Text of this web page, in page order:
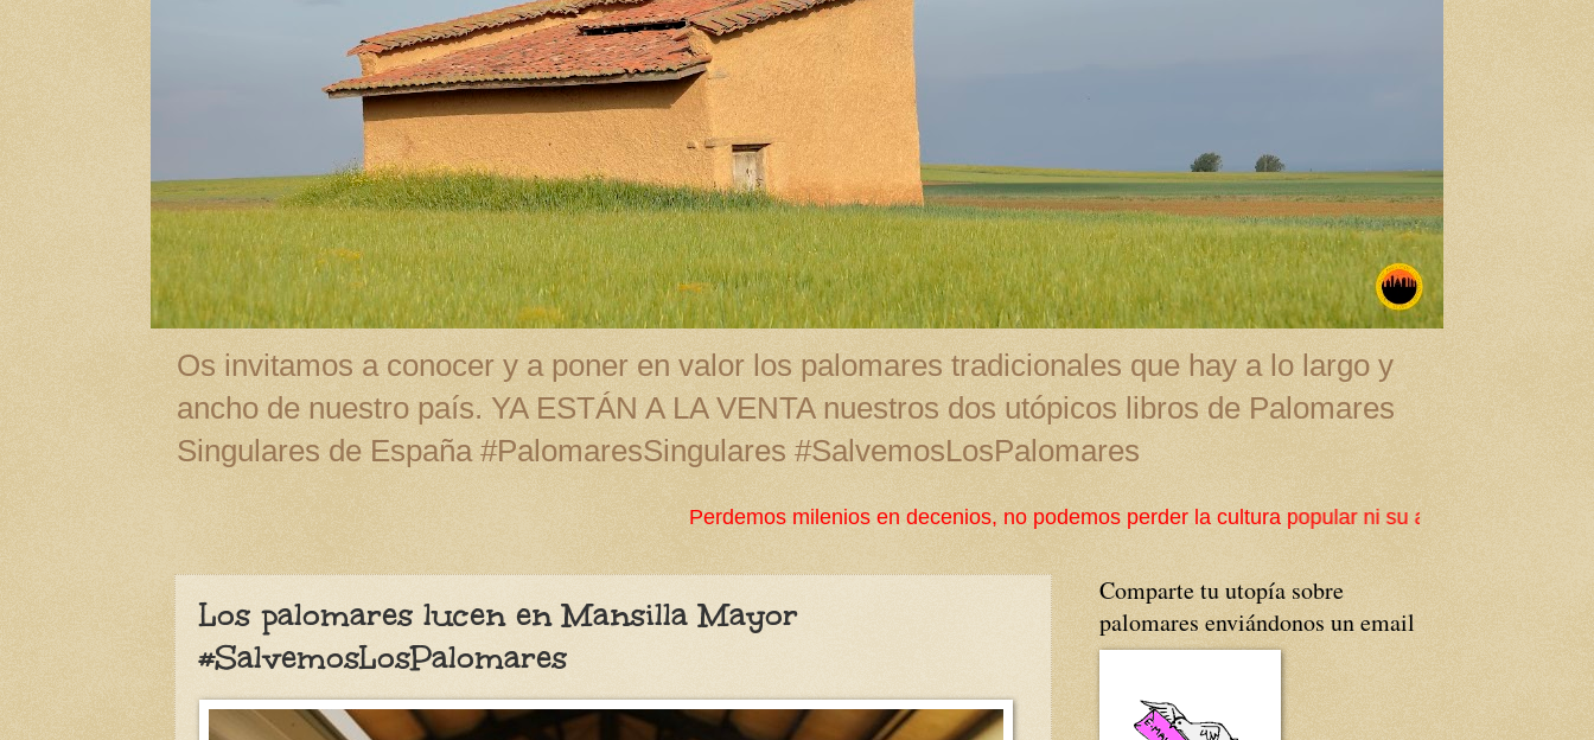
Os invitamos a conocer y a poner en valor los palomares tradicionales que hay a lo largo y
ancho de nuestro país. YA ESTÁN A LA VENTA nuestros dos utópicos libros de Palomares
Singulares de España #PalomaresSingulares #SalvemosLosPalomares
Perdemos milenios en decenios, no podemos perder la cultura popular ni su arquitectura tradicional. ¡Ojalá
Los palomares lucen en Mansilla Mayor
#SalvemosLosPalomares
Comparte tu utopía sobre
palomares enviándonos un email